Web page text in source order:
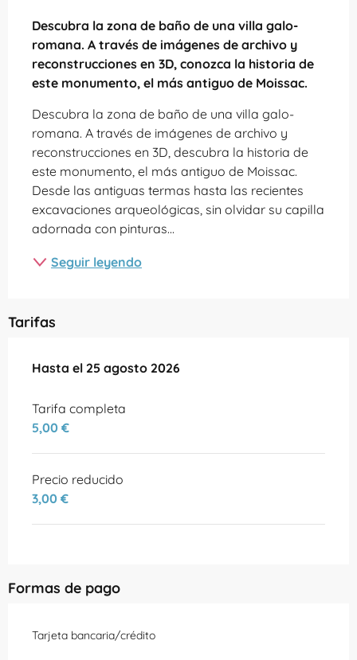
Descubra la zona de baño de una villa galo-
romana. A través de imágenes de archivo y
reconstrucciones en 3D, conozca la historia de
este monumento, el más antiguo de Moissac.
Descubra la zona de baño de una villa galo-
romana. A través de imágenes de archivo y
reconstrucciones en 3D, descubra la historia de
este monumento, el más antiguo de Moissac.
Desde las antiguas termas hasta las recientes
excavaciones arqueológicas, sin olvidar su capilla
adornada con pinturas...
Seguir leyendo
Tarifas
Desde 14 julio 2026 hasta
Hasta el 25 agosto 2026
Tarifa completa
5,00 €
Precio reducido
3,00 €
Formas de pago
Tarjeta bancaria/crédito